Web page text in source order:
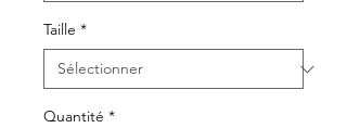
Taille *
Quantité *